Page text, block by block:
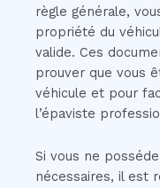
règle générale,
propriété du
valide. Ces
prouver que vous
véhicule et pour
l’épaviste
Si vous ne
nécessaires, il est